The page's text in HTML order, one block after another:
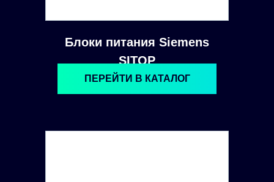
Блоки питания Siemens
SITOP
ПЕРЕЙТИ В КАТАЛОГ